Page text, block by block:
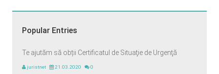
Popular Entries
Te ajutăm să obții Certificatul de Situaţie de Urgenţă
juristnet 21.03.2020 0